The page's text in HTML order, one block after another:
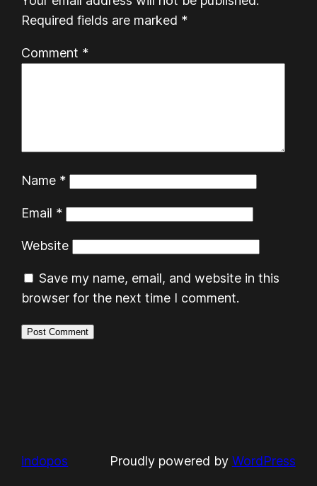
Required fields are marked *
Comment *
Name *
Email *
Website
Save my name, email, and website in this
browser for the next time I comment.
indopos Proudly powered by WordPress